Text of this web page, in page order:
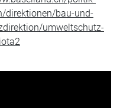
direktionen/bau-und-
umweltschutz-